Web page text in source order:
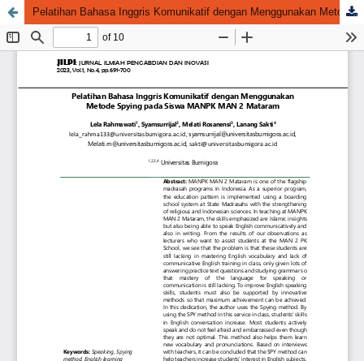
Pelatihan Bahasa Inggris Komunikatif dengan Menggunakan Metode Spying pada Siswa MANPK MAN 2 Mataram